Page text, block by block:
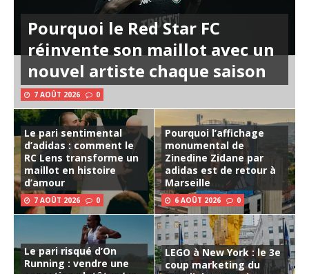
Pourquoi le Red Star FC
réinvente son maillot avec un
nouvel artiste chaque saison
7 AOÛT 2026 0
Le pari sentimental
d’adidas : comment le
RC Lens transforme un
maillot en histoire
d’amour
7 AOÛT 2026 0
Pourquoi l’affichage
monumental de
Zinedine Zidane par
adidas est de retour à
Marseille
6 AOÛT 2026 0
Le pari risqué d’On
Running : vendre une
LEGO à New York : le 3e
coup marketing du